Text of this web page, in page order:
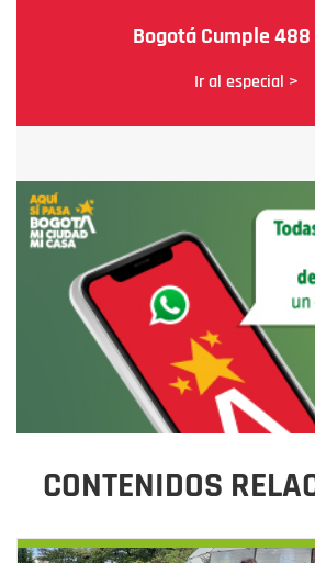
Bogotá Cumple 488
Ir al especial >
CONTENIDOS